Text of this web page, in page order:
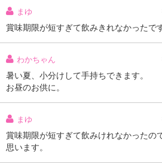
注意事項
お申込みの際は 「商品情報」に記載
必ずご確認ください。
【キャンセルについて】
※お申込み後のキャンセルはお受けでき
記載されている内容を必ずご確認いただ
にご納得いただきましたうえでお申し込
まゆ
賞味期限が短すぎて飲みきれなかったで
わかちゃん
暑い夏、小分けして手持ちできます。
お昼のお供に。
まゆ
賞味期限が短すぎて飲みけれなかったの
思います。